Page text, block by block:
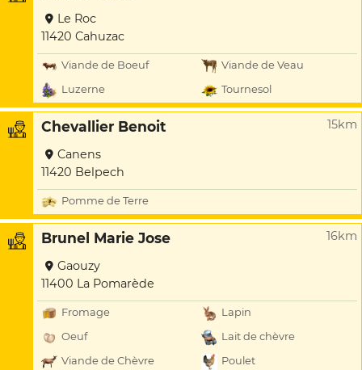
Le Roc
11420 Cahuzac
Viande de Boeuf
Viande de Veau
Luzerne
Tournesol
Chevallier Benoit 15km
Canens
11420 Belpech
Pomme de Terre
Brunel Marie Jose 16km
Gaouzy
11400 La Pomarède
Fromage
Lapin
Oeuf
Lait de chèvre
Viande de Chèvre
Poulet